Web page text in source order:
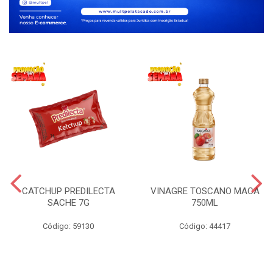
CATCHUP PREDILECTA
SACHE 7G
Código: 59130
VINAGRE TOSCANO MACA
750ML
Código: 44417